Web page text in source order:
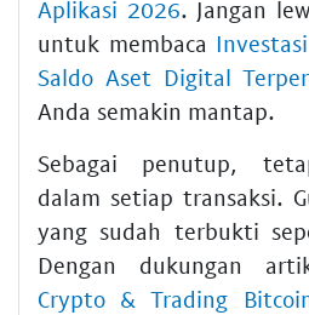
Aplikasi 2026. Jangan
untuk membaca
Saldo Aset Digital
Anda semakin mantap.
Sebagai penutup,
dalam setiap transaksi.
yang sudah terbukti
Dengan dukungan
Crypto & Trading